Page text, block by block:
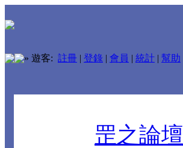
» 遊客: 註冊 | 登錄 | 會員 | 統計 | 幫助
罡之論壇